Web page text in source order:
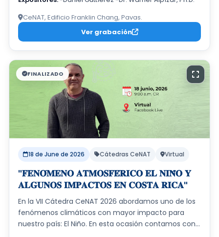
CeNAT, Edificio Franklin Chang, Pavas.
Ver grabación
FINALIZADO
18 de June de 2026 Cátedras CeNAT Virtual
"𝐅𝐄𝐍𝐎́𝐌𝐄𝐍𝐎 𝐀𝐓𝐌𝐎𝐒𝐅𝐄́𝐑𝐈𝐂𝐎 𝐄𝐋 𝐍𝐈𝐍̃𝐎 𝐘
𝐀𝐋𝐆𝐔𝐍𝐎𝐒 𝐈𝐌𝐏𝐀𝐂𝐓𝐎𝐒 𝐄𝐍 𝐂𝐎𝐒𝐓𝐀 𝐑𝐈𝐂𝐀"
En la VII Cátedra CeNAT 2026 abordamos uno de los
fenómenos climáticos con mayor impacto para
nuestro país: El Niño. En esta ocasión contamos con
la participación del M.Sc. Daniel Poleo, del Instituto